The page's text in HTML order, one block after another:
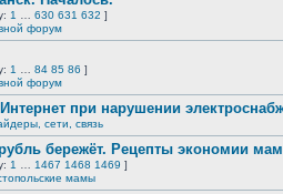
1 630 631 632 ]
форум
1 84 85 86 ]
форум
при нарушении
сети, связь
бережёт. Рецепты экономии
1 1467 1468 1469 ]
мамы